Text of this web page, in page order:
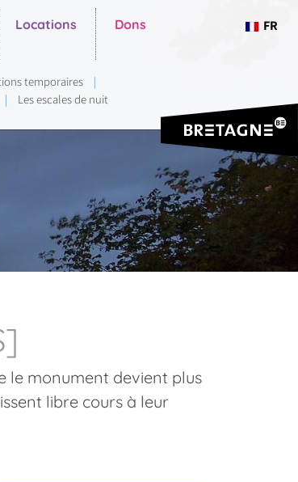
Locations Dons
temporaires
|
| Les escales de nuit
FR
le monument devient plus
libre cours à leur